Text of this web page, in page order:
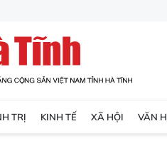
TRỊ KINH TẾ XÃ HỘI VĂN